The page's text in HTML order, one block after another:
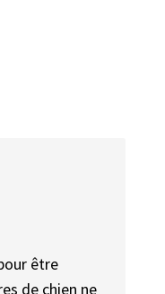
être
de chien ne